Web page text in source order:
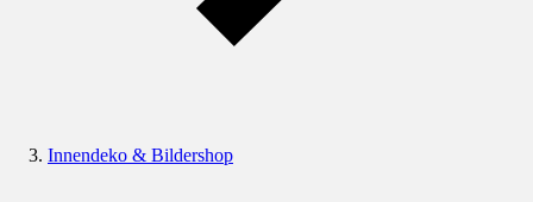
Innendeko & Bildershop